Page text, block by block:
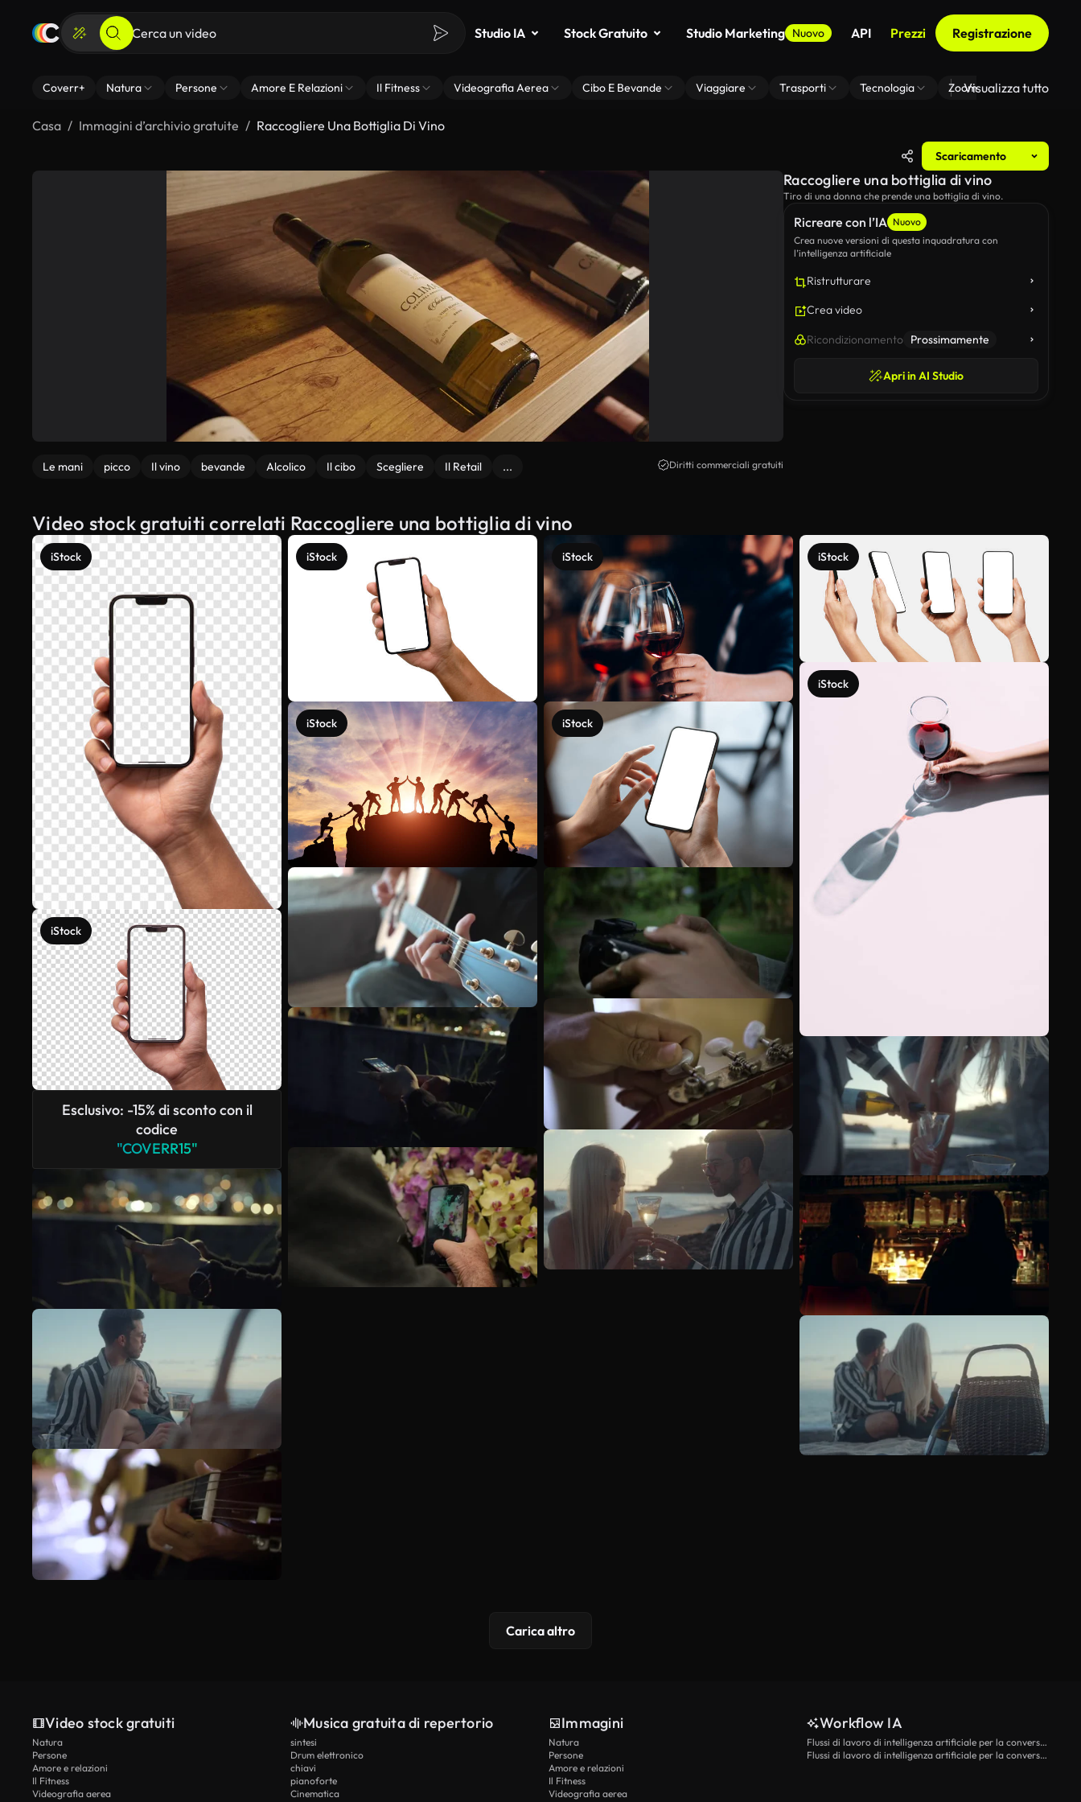
Studio IA Stock Gratuito Studio Marketing Nuovo API Prezzi Registrazione
Coverr+ Natura Persone Amore E Relazioni Il Fitness Videografia Aerea Cibo E Bevande Viaggiare Trasporti Tecnologia Zoom Di Sfondo Virtuale
Visualizza tutto
Casa Immagini d’archivio gratuite Raccogliere Una Bottiglia Di Vino
Scaricamento
Le mani picco Il vino bevande Alcolico Il cibo Scegliere Il Retail ... Diritti commerciali gratuiti
Ricreare con l’IA Nuovo
Crea nuove versioni di questa inquadratura con
l’intelligenza artificiale
Ristrutturare
Crea video
Ricondizionamento Prossimamente
Apri in AI Studio
Raccogliere una bottiglia di vino
Tiro di una donna che prende una bottiglia di vino.
Video stock gratuiti correlati Raccogliere una bottiglia di vino
iStock
iStock
Esclusivo: -15% di sconto con il
codice
"COVERR15"
iStock
iStock
iStock
iStock
iStock
iStock
Scopri di più
Carica altro
Video stock gratuiti
Natura
Persone
Amore e relazioni
Il Fitness
Videografia aerea
Musica gratuita di repertorio
sintesi
Drum elettronico
chiavi
pianoforte
Cinematica
Immagini
Natura
Persone
Amore e relazioni
Il Fitness
Videografia aerea
Workflow IA
Flussi di lavoro di intelligenza artificiale per la conversione da testo a video
Flussi di lavoro di intelligenza artificiale per la conversione di immagini in video